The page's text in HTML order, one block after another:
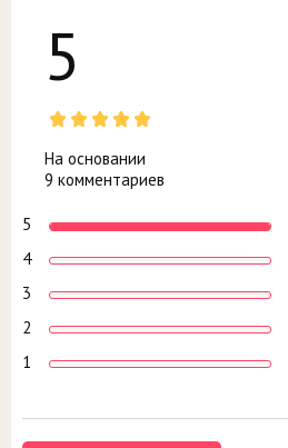
5
На основании
9 комментариев
5
4
3
2
1